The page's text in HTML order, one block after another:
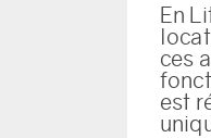
En
ces
est